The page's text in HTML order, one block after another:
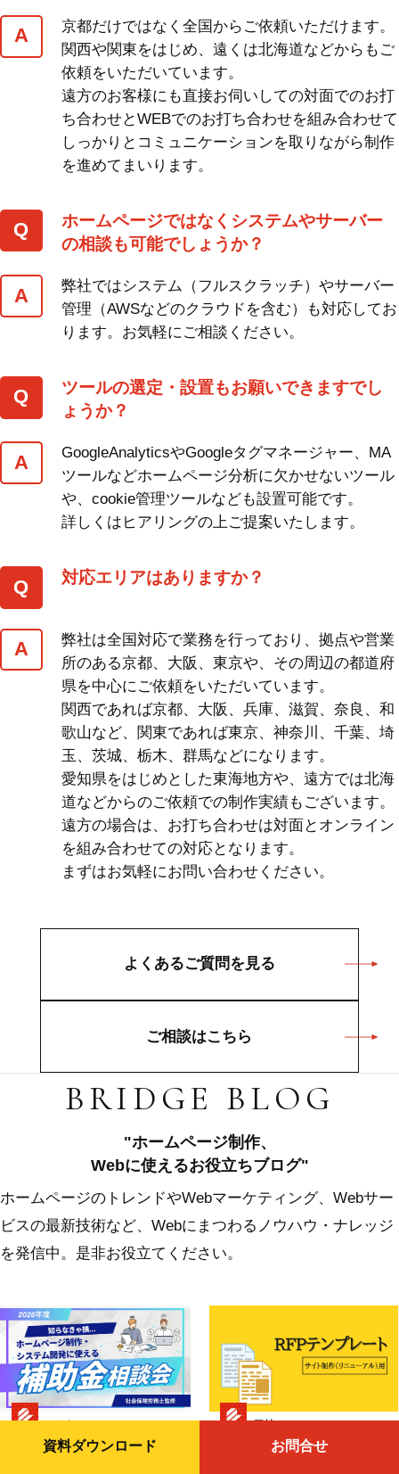
京都だけではなく全国からご依頼いただけます。
関西や関東をはじめ、遠くは北海道などからもご
依頼をいただいています。
遠方のお客様にも直接お伺いしての対面でのお打
ち合わせとWEBでのお打ち合わせを組み合わせて
しっかりとコミュニケーションを取りながら制作
を進めてまいります。
ホームページではなくシステムやサーバー
の相談も可能でしょうか？
弊社ではシステム（フルスクラッチ）やサーバー
管理（AWSなどのクラウドを含む）も対応してお
ります。お気軽にご相談ください。
ツールの選定・設置もお願いできますでし
ょうか？
GoogleAnalyticsやGoogleタグマネージャー、MA
ツールなどホームページ分析に欠かせないツール
や、cookie管理ツールなども設置可能です。
詳しくはヒアリングの上ご提案いたします。
対応エリアはありますか？
弊社は全国対応で業務を行っており、拠点や営業
所のある京都、大阪、東京や、その周辺の都道府
県を中心にご依頼をいただいています。
関西であれば京都、大阪、兵庫、滋賀、奈良、和
歌山など、関東であれば東京、神奈川、千葉、埼
玉、茨城、栃木、群馬などになります。
愛知県をはじめとした東海地方や、遠方では北海
道などからのご依頼での制作実績もございます。
遠方の場合は、お打ち合わせは対面とオンライン
を組み合わせての対応となります。
まずはお気軽にお問い合わせください。
よくあるご質問を見る
ご相談はこちら
BRIDGE BLOG
"ホームページ制作、
Webに使えるお役立ちブログ"
ホームページのトレンドやWebマーケティング、Webサー
ビスの最新技術など、Webにまつわるノウハウ・ナレッジ
を発信中。是非お役立てください。
資料ダウンロード お問合せ